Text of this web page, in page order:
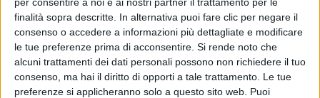
finalità sopra descritte. In alternativa puoi fare clic per negare il
consenso o accedere a informazioni più dettagliate e modificare
le tue preferenze prima di acconsentire. Si rende noto che
alcuni trattamenti dei dati personali possono non richiedere il tuo
consenso, ma hai il diritto di opporti a tale trattamento. Le tue
preferenze si applicheranno solo a questo sito web. Puoi
teatri. Ripartiamo con forza!”
L'artista racconta l'incontro e l'insegnamento di
Roberto Baggio e svela di aver scritto molto in
questo “periodo ispirato”